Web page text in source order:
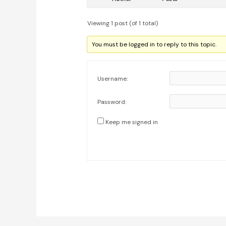
Viewing 1 post (of 1 total)
You must be logged in to reply to this topic.
Username:
Password:
Keep me signed in